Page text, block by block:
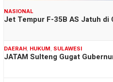
NASIONAL
Jet Tempur F-35B AS Jatuh di
DAERAH, HUKUM, SULAWESI
JATAM Sulteng Gugat